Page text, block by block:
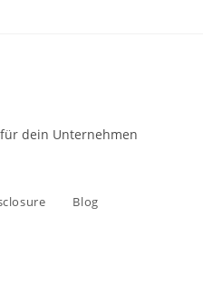
dein Unternehmen
Blog